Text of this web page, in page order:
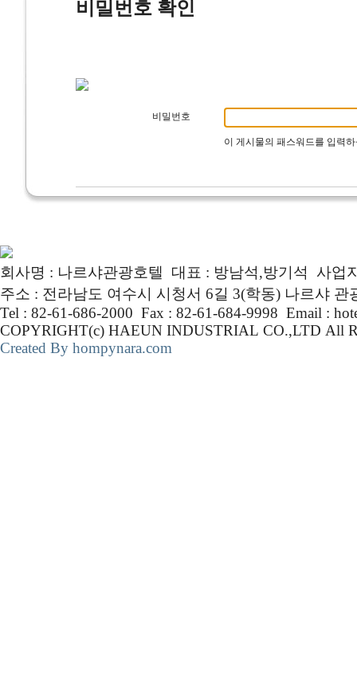
비밀번호 확인
비밀번호
이 게시물의 패스워드를 입력
회사명 : 나르샤관광호텔 대표 : 방남석,방기석 사업
주소 : 전라남도 여수시 시청서 6길 3(학동) 나르샤 관
Tel : 82-61-686-2000 Fax : 82-61-684-9998 Email :
COPYRIGHT(c) HAEUN INDUSTRIAL CO.,LTD All
Created By hompynara.com